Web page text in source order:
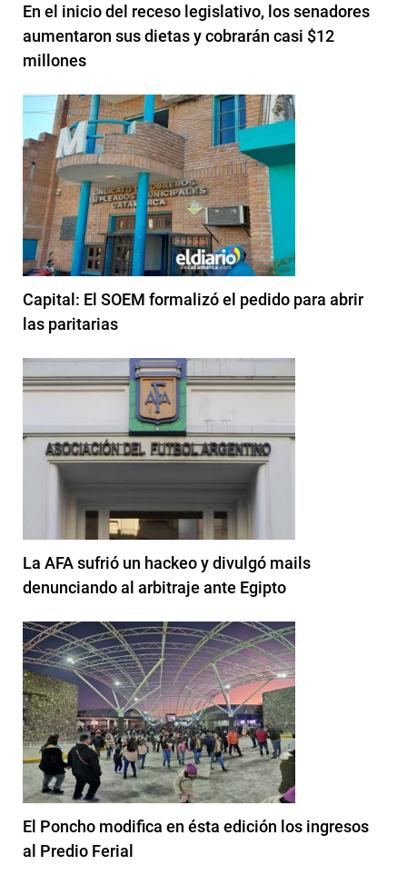
En el inicio del receso legislativo, los senadores
aumentaron sus dietas y cobrarán casi $12
millones
Capital: El SOEM formalizó el pedido para abrir
las paritarias
La AFA sufrió un hackeo y divulgó mails
denunciando al arbitraje ante Egipto
El Poncho modifica en ésta edición los ingresos
al Predio Ferial